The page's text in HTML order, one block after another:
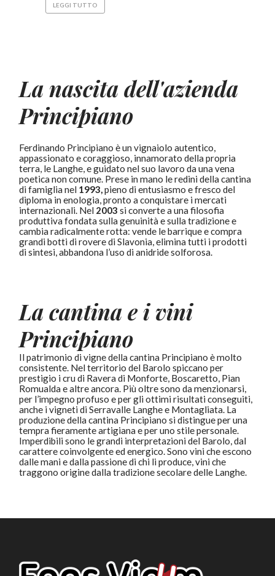
LEGGI TUTTO
La nascita dell'azienda
Principiano
Ferdinando Principiano è un vignaiolo autentico,
appassionato e coraggioso, innamorato della propria
terra, le Langhe, e guidato nel suo lavoro da una vena
poetica non comune. Prese in mano le redini della cantina
di famiglia nel 1993,pieno di entusiasmo e fresco del
diploma in enologia, pronto a conquistare i mercati
internazionali. Nel 2003 si converte a una filosofia
produttiva fondata sulla genuinità e sulla tradizione e
cambia radicalmente rotta: vende le barrique e compra
grandi botti di rovere di Slavonia, elimina tutti i prodotti
di sintesi, abbandona l’uso di anidride solforosa.
La cantina e i vini
Principiano
Il patrimonio di vigne della cantina Principiano è molto
consistente. Nel territorio del Barolo spiccano per
prestigio i cru di Ravera di Monforte, Boscaretto, Pian
Romualda e altre ancora. Più oltre sono da menzionarsi,
per l’impegno profuso e per gli ottimi risultati conseguiti,
anche i vigneti di Serravalle Langhe e Montagliata. La
produzione della cantina Principiano si distingue per una
tempra fieramente artigiana e per uno stile personale.
Imperdibili sono le grandi interpretazioni del Barolo, dal
carattere coinvolgente ed energico. Sono vini che escono
dalle mani e dalla passione di chi li produce, vini che
traggono origine dalla tradizione secolare delle Langhe.